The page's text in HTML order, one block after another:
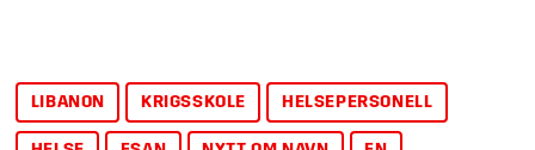
LIBANON KRIGSSKOLE HELSEPERSONELL